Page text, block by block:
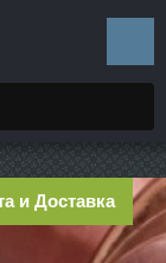
и Доставка